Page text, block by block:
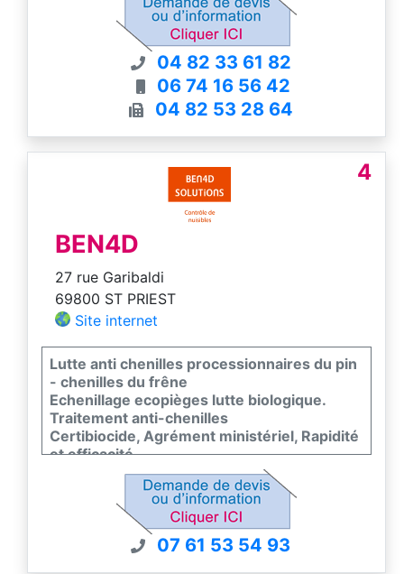
04 82 33 61 82
06 74 16 56 42
04 82 53 28 64
4
BEN4D
27 rue Garibaldi
69800 ST PRIEST
Site internet
Lutte anti chenilles processionnaires du pin
- chenilles du frêne
Echenillage ecopièges lutte biologique.
Traitement anti-chenilles
Certibiocide, Agrément ministériel, Rapidité
et efficacité
Lyon Grenoble Vénissieux Corbas Mions
Ecully Genas Chassieu
Zones d'intervention: Ain Rhône Savoie
Haute-Savoie Grand-Genève
07 61 53 54 93